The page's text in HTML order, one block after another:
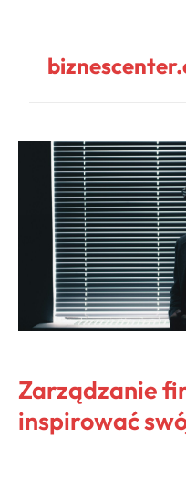
Zarządzanie
inspirować